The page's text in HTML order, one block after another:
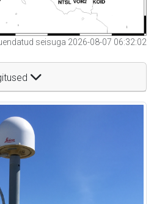
seisuga 2026-08-07 06:32:02